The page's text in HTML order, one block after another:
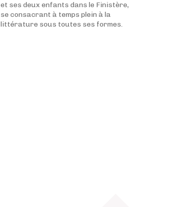
et ses deux enfants dans le Finistère,
se consacrant à temps plein à la
littérature sous toutes ses formes.